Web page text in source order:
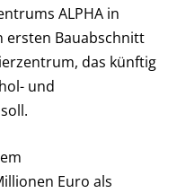
ALPHA in
ersten Bauabschnitt
das künftig
und
Euro als